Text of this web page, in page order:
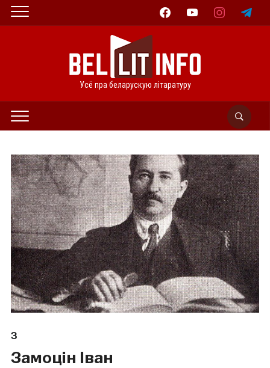
facebookyoutube instagramtelegram
Усё пра беларускую літаратуру
З
Замоцін Іван